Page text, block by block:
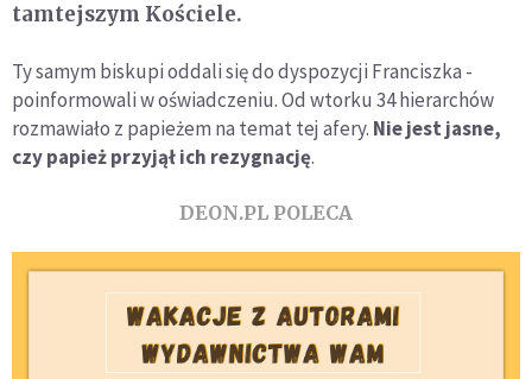
tamtejszym Kościele.
Ty samym biskupi oddali się do dyspozycji Franciszka -
poinformowali w oświadczeniu. Od wtorku 34 hierarchów
rozmawiało z papieżem na temat tej afery. Nie jest jasne,
czy papież przyjął ich rezygnację.
DEON.PL POLECA